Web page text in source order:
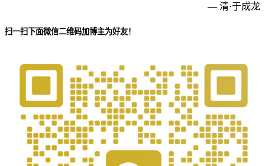
— 清·于成龙
扫一扫下面微信二维码加博主为好友！